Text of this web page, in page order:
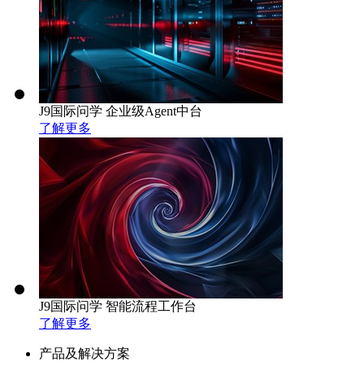
J9国际问学 企业级Agent中台
了解更多
J9国际问学 智能流程工作台
了解更多
产品及解决方案